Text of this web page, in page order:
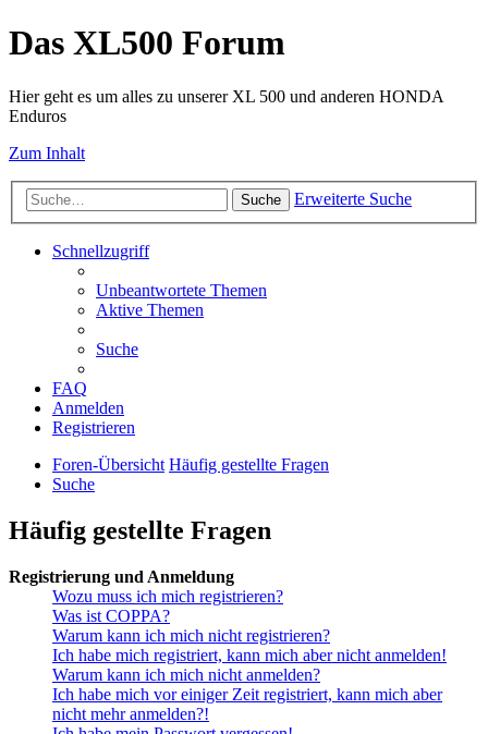
Das XL500 Forum
Hier geht es um alles zu unserer XL 500 und anderen HONDA
Enduros
Zum Inhalt
Suche Erweiterte Suche
Schnellzugriff
Unbeantwortete Themen
Aktive Themen
Suche
FAQ
Anmelden
Registrieren
Foren-Übersicht Häufig gestellte Fragen
Suche
Häufig gestellte Fragen
Registrierung und Anmeldung
Wozu muss ich mich registrieren?
Was ist COPPA?
Warum kann ich mich nicht registrieren?
Ich habe mich registriert, kann mich aber nicht anmelden!
Warum kann ich mich nicht anmelden?
Ich habe mich vor einiger Zeit registriert, kann mich aber
nicht mehr anmelden?!